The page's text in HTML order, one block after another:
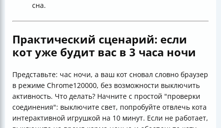
сна.
Практический сценарий: если
кот уже будит вас в 3 часа ночи
Представьте: час ночи, а ваш кот сновал словно браузер
в режиме Chrome120000, без возможности выключить
активность. Что делать? Начните с простой "проверки
соединения": выключите свет, попробуйте отвлечь кота
интерактивной игрушкой на 10 минут. Если не работает,